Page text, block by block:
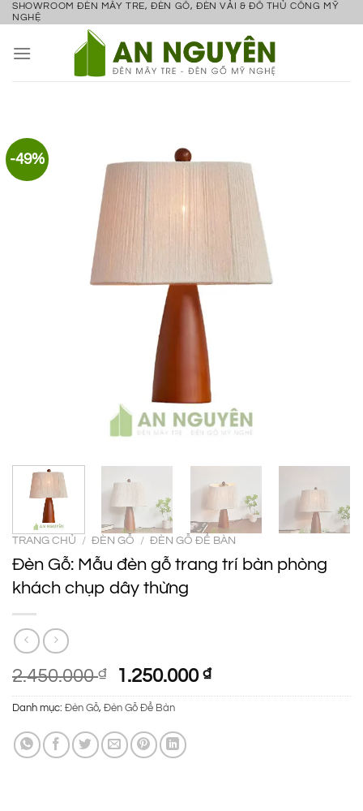
Bỏ
nội
SHOWROOM ĐÈN MÂY TRE, ĐÈN GỖ, ĐÈN VẢI & ĐỒ THỦ CÔNG MỸ
NGHỆ
-49%
TRANG CHỦ / ĐÈN GỖ / ĐÈN GỖ ĐỂ BÀN
Đèn Gỗ: Mẫu đèn gỗ trang trí bàn phòng
khách chụp dây thừng
2.450.000₫
Giá
gốc
là:
2.450.000 ₫.
1.250.000₫Giá
hiện
Danh mục: Đèn Gỗ, Đèn Gỗ Để Bàn